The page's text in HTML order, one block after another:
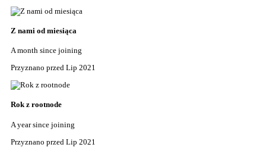
Z nami od miesiąca
A month since joining
Przyznano przed Lip 2021
Rok z rootnode
A year since joining
Przyznano przed Lip 2021